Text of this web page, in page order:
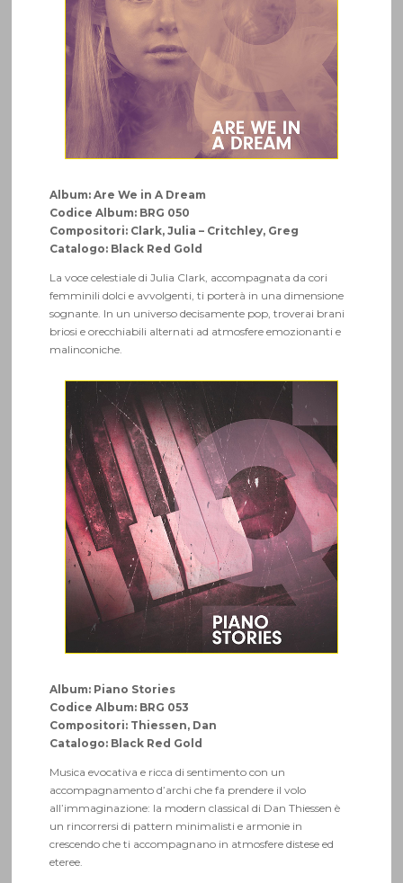
Album: Are We in A Dream
Codice Album: BRG 050
Compositori: Clark, Julia – Critchley, Greg
Catalogo: Black Red Gold
La voce celestiale di Julia Clark, accompagnata da cori
femminili dolci e avvolgenti, ti porterà in una dimensione
sognante. In un universo decisamente pop, troverai brani
briosi e orecchiabili alternati ad atmosfere emozionanti e
malinconiche.
Album: Piano Stories
Codice Album: BRG 053
Compositori: Thiessen, Dan
Catalogo: Black Red Gold
Musica evocativa e ricca di sentimento con un
accompagnamento d’archi che fa prendere il volo
all’immaginazione: la modern classical di Dan Thiessen è
un rincorrersi di pattern minimalisti e armonie in
crescendo che ti accompagnano in atmosfere distese ed
eteree.